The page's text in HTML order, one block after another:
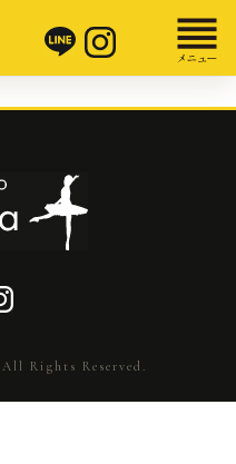
Rights Reserved.